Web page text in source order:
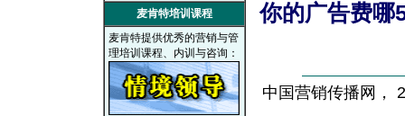
麦肯特培训课程
麦肯特提供优秀的营销与管
理培训课程、内训与咨询：
你的广告费哪
中国营销传播网，